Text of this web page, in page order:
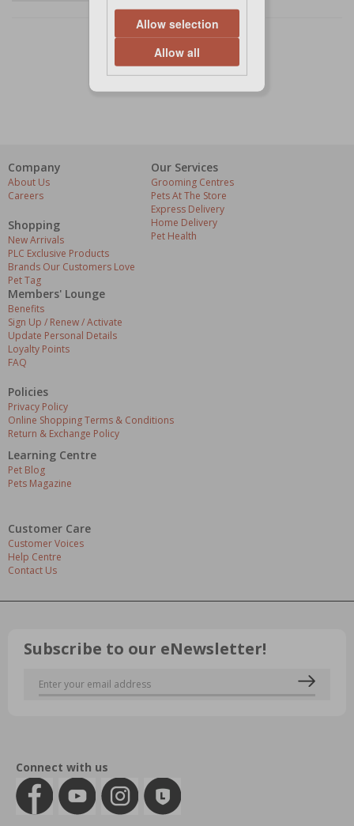
Company
About Us
Careers
Shopping
New Arrivals
PLC Exclusive Products
Brands Our Customers Love
Pet Tag
Our Services
Grooming Centres
Pets At The Store
Express Delivery
Home Delivery
Pet Health
Members' Lounge
Benefits
Sign Up / Renew / Activate
Update Personal Details
Loyalty Points
FAQ
Policies
Privacy Policy
Online Shopping Terms & Conditions
Return & Exchange Policy
Learning Centre
Pet Blog
Pets Magazine
Customer Care
Customer Voices
Help Centre
Contact Us
Subscribe to our eNewsletter!
Connect with us
Allow selection
Allow all